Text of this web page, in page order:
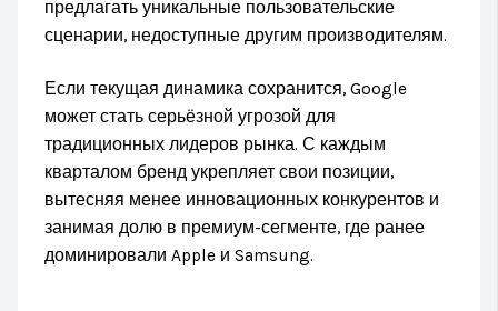
предлагать уникальные пользовательские
сценарии, недоступные другим производителям.
Если текущая динамика сохранится, Google
может стать серьёзной угрозой для
традиционных лидеров рынка. С каждым
кварталом бренд укрепляет свои позиции,
вытесняя менее инновационных конкурентов и
занимая долю в премиум-сегменте, где ранее
доминировали Apple и Samsung.